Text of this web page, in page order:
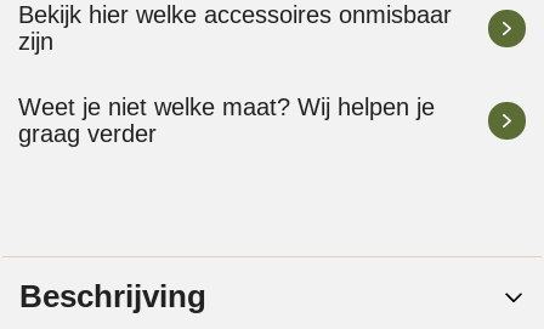
Bekijk hier welke accessoires onmisbaar
zijn
Weet je niet welke maat? Wij helpen je
graag verder
Beschrijving